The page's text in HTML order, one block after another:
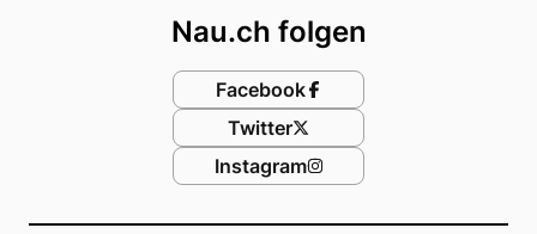
Nau.ch folgen
Facebook
Twitter
Instagram